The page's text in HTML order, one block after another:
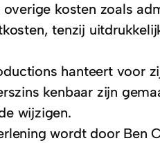
kosten zoals
tenzij
hanteert voor
kenbaar zijn
wijzigen.
wordt door Ben